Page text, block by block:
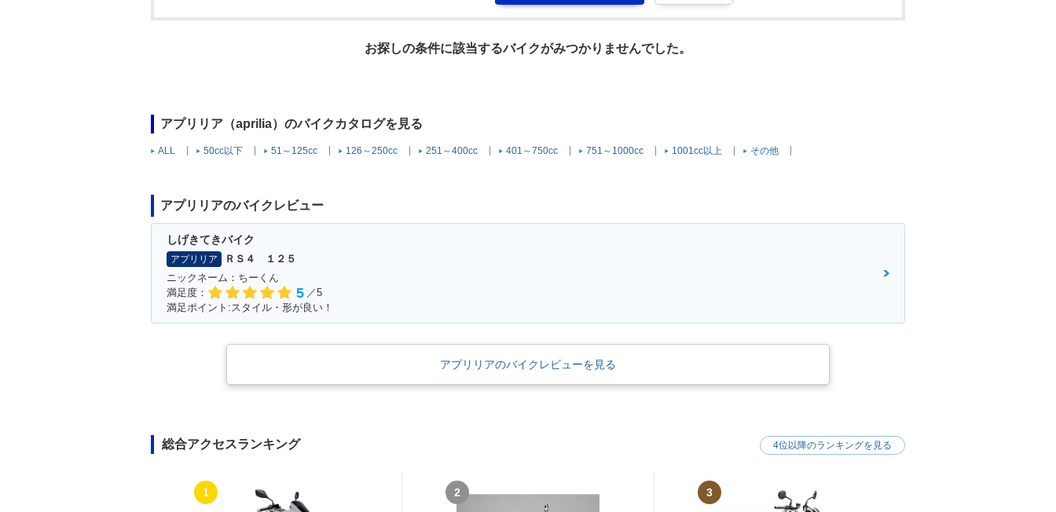
お探しの条件に該当するバイクがみつかりませんでした。
アプリリア（aprilia）のバイクカタログを見る
ALL 50cc以下 51～125cc 126～250cc 251～400cc 401～750cc 751～1000cc 1001cc以上 その他
アプリリアのバイクレビュー
しげきてきバイク
アプリリア
ＲＳ４ １２５
ニックネーム：ちーくん
満足度：
5 ／5
満足ポイント:スタイル・形が良い！
アプリリアのバイクレビューを見る
総合アクセスランキング
1 2 3
4位以降のランキングを見る